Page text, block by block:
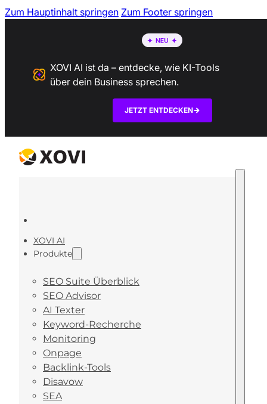
Zum Hauptinhalt springen Zum Footer springen
XOVI AI ist da – entdecke, wie KI-Tools
über dein Business sprechen.
JETZT ENTDECKEN
XOVI AI
Produkte
SEO Suite Überblick
SEO Advisor
AI Texter
Keyword-Recherche
Monitoring
Onpage
Backlink-Tools
Disavow
SEA